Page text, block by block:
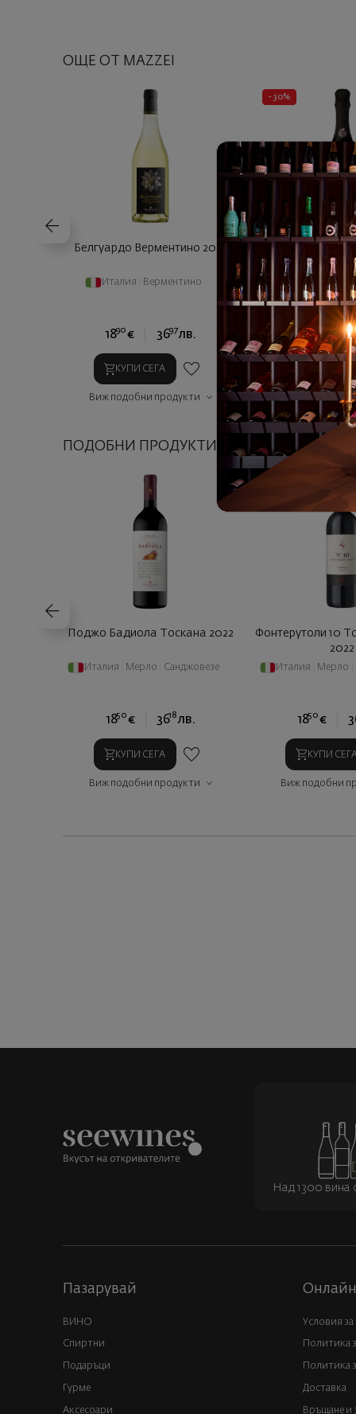
ОЩЕ ОТ MAZZEI
Белгуардо Верментино 2024
Италия Верментино
1890 € 3697 лв.
КУПИ СЕГА
Виж подобни продукти
- 30%
Вила Марчело
Италия Глера |
90 €
1253 €
КУПИ СЕГА
Виж подобни
ПОДОБНИ ПРОДУКТИ
Поджо Бадиола Тоскана 2022
Италия Мерло Санджовезе
1850 € 3618 лв.
КУПИ СЕГА
Виж подобни продукти
Фонтерутоли 10
2022
Италия Мерло
1850 €
КУПИ
Виж подобни
Над 1300 вина
Пазарувай
ВИНО
Спиртни
Подаръци
Гурме
Аксесоари
Условия за
Политика
Политика
Доставка
Връщане и